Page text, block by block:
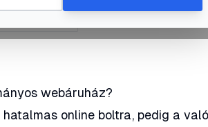
webáruház?
online boltra, pedig a